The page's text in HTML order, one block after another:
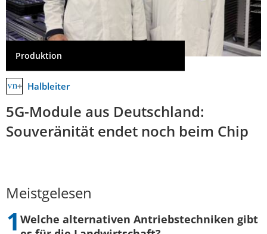
Produktion
Halbleiter
5G-Module aus Deutschland:
Souveränität endet noch beim Chip
Meistgelesen
Welche alternativen Antriebstechniken gibt